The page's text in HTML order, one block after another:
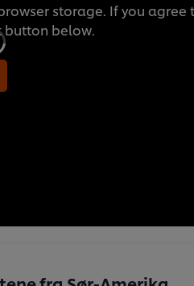
storage. If you agree
button below.